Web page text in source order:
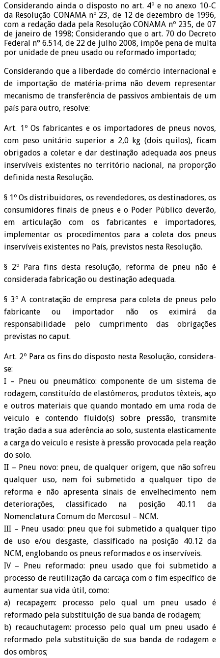
Considerando ainda o disposto no art. 4º e no anexo 10-C
da Resolução CONAMA nº 23, de 12 de dezembro de 1996,
com a redação dada pela Resolução CONAMA nº 235, de 07
de janeiro de 1998; Considerando que o art. 70 do Decreto
Federal n° 6.514, de 22 de julho 2008, impõe pena de multa
por unidade de pneu usado ou reformado importado;
Considerando que a liberdade do comércio internacional e
de importação de matéria-prima não devem representar
mecanismo de transferência de passivos ambientais de um
país para outro, resolve:
Art. 1º Os fabricantes e os importadores de pneus novos,
com peso unitário superior a 2,0 kg (dois quilos), ficam
obrigados a coletar e dar destinação adequada aos pneus
inservíveis existentes no território nacional, na proporção
definida nesta Resolução.
§ 1º Os distribuidores, os revendedores, os destinadores, os
consumidores finais de pneus e o Poder Público deverão,
em articulação com os fabricantes e importadores,
implementar os procedimentos para a coleta dos pneus
inservíveis existentes no País, previstos nesta Resolução.
§ 2º Para fins desta resolução, reforma de pneu não é
considerada fabricação ou destinação adequada.
§ 3º A contratação de empresa para coleta de pneus pelo
fabricante ou importador não os eximirá da
responsabilidade pelo cumprimento das obrigações
previstas no caput.
Art. 2º Para os fins do disposto nesta Resolução, considera-
se:
I – Pneu ou pneumático: componente de um sistema de
rodagem, constituído de elastômeros, produtos têxteis, aço
e outros materiais que quando montado em uma roda de
veiculo e contendo fluido(s) sobre pressão, transmite
tração dada a sua aderência ao solo, sustenta elasticamente
a carga do veiculo e resiste à pressão provocada pela reação
do solo.
II – Pneu novo: pneu, de qualquer origem, que não sofreu
qualquer uso, nem foi submetido a qualquer tipo de
reforma e não apresenta sinais de envelhecimento nem
deteriorações, classificado na posição 40.11 da
Nomenclatura Comum do Mercosul – NCM.
III – Pneu usado: pneu que foi submetido a qualquer tipo
de uso e/ou desgaste, classificado na posição 40.12 da
NCM, englobando os pneus reformados e os inservíveis.
IV – Pneu reformado: pneu usado que foi submetido a
processo de reutilização da carcaça com o fim específico de
aumentar sua vida útil, como:
a) recapagem: processo pelo qual um pneu usado é
reformado pela substituição de sua banda de rodagem;
b) recauchutagem: processo pelo qual um pneu usado é
reformado pela substituição de sua banda de rodagem e
dos ombros;